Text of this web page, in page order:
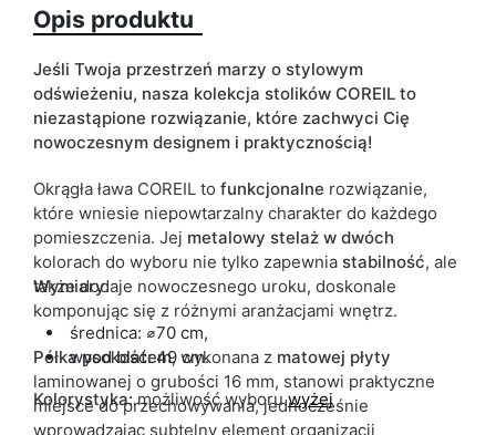
Kolorystyka
złoty
ean13 5905723917794
Ze względu na proces produkcyjny i właściwości materiałów,
możliwe są tolerancje wymiarowe na poziomie +/- 2–3 cm.
Opis produktu
Jeśli Twoja przestrzeń marzy o stylowym
odświeżeniu, nasza kolekcja stolików COREIL to
niezastąpione rozwiązanie, które zachwyci Cię
nowoczesnym designem i praktycznością!
Okrągła ława COREIL to funkcjonalne rozwiązanie,
które wniesie niepowtarzalny charakter do każdego
pomieszczenia. Jej metalowy stelaż w dwóch
kolorach do wyboru nie tylko zapewnia stabilność, ale
także dodaje nowoczesnego uroku, doskonale
komponując się z różnymi aranżacjami wnętrz.
Półka pod blatem, wykonana z matowej płyty
laminowanej o grubości 16 mm, stanowi praktyczne
miejsce do przechowywania, jednocześnie
wprowadzając subtelny element organizacji
Wymiary:
średnica: ⌀70 cm,
wysokość: 49 cm.
Kolorystyka:możliwość wyboruwyżej